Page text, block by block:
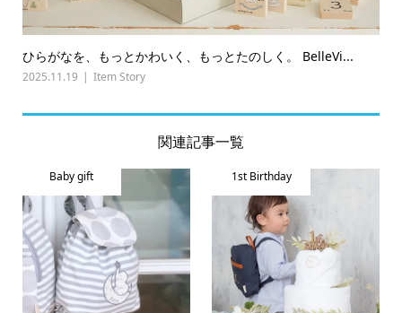
ひらがなを、もっとかわいく、もっとたのしく。 BelleVi...
2025.11.19 Item Story
関連記事一覧
Baby gift 1st Birthday